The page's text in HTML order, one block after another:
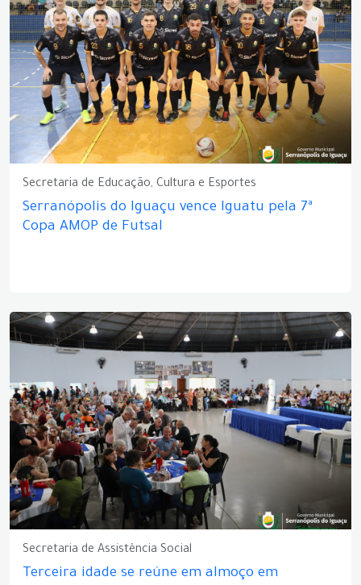
Secretaria de Educação, Cultura e Esportes
Serranópolis do Iguaçu vence Iguatu pela 7ª
Copa AMOP de Futsal
Secretaria de Assistência Social
Terceira idade se reúne em almoço em